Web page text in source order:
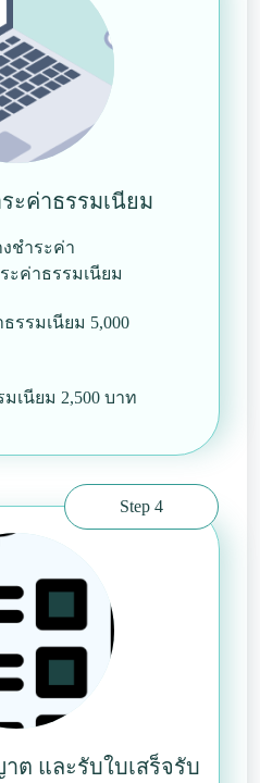
ะค่าธรรมเนียม
ชำระค่า
ะค่าธรรมเนียม
รรมเนียม 5,000
เนียม 2,500 บาท
Step 4
ต และรับใบเสร็จรับ